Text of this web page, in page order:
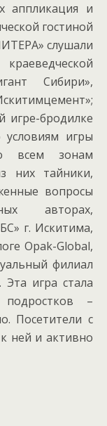
аппликация и
гостиной
слушали
Сибири»,
игре-бродилке
условиям игры
всем зонам
них тайники,
вопросы
авторах,
г. Искитима,
Opak-Global,
филиал
Эта игра стала
–
Посетители с
ней и активно